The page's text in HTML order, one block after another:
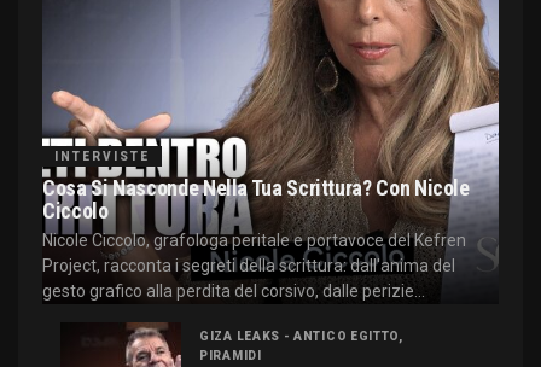
INTERVISTE
Cosa Si Nasconde Nella Tua Scrittura? Con Nicole
Ciccolo
Nicole Ciccolo, grafologa peritale e portavoce del Kefren
Project, racconta i segreti della scrittura: dall'anima del
gesto grafico alla perdita del corsivo, dalle perizie...
GIZA LEAKS - ANTICO EGITTO,
PIRAMIDI